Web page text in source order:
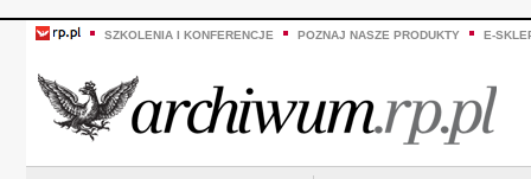
SZKOLENIA I KONFERENCJE POZNAJ NASZE PRODUKTY E-